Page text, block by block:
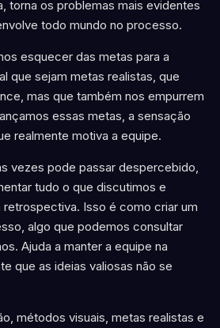
torna os problemas mais evidentes
todo mundo no processo.
esquecer das metas para a
que sejam metas realistas, que
mas que também nos empurrem
essas metas, a sensação
realmente motiva a equipe.
vezes pode passar despercebido,
tudo o que discutimos e
retrospectiva. Isso é como criar um
algo que podemos consultar
Ajuda a manter a equipe na
que as ideias valiosas não se
métodos visuais, metas realistas e